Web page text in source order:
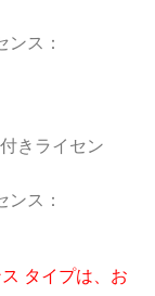
ス：
きライセン
ス：
タイプは、お